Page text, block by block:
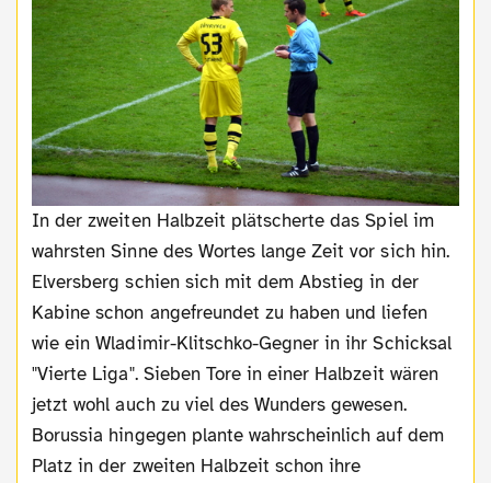
In der zweiten Halbzeit plätscherte das Spiel im
wahrsten Sinne des Wortes lange Zeit vor sich hin.
Elversberg schien sich mit dem Abstieg in der
Kabine schon angefreundet zu haben und liefen
wie ein Wladimir-Klitschko-Gegner in ihr Schicksal
"Vierte Liga". Sieben Tore in einer Halbzeit wären
jetzt wohl auch zu viel des Wunders gewesen.
Borussia hingegen plante wahrscheinlich auf dem
Platz in der zweiten Halbzeit schon ihre